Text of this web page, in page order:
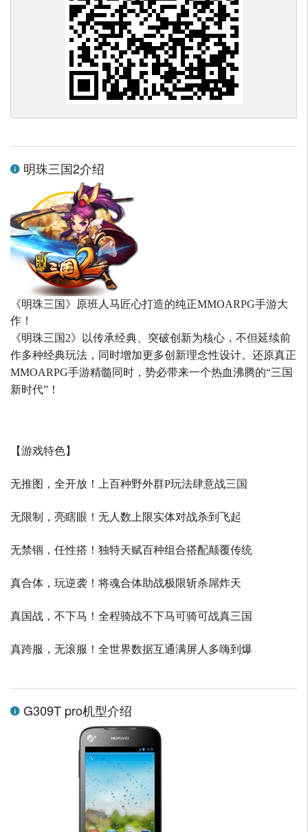
明珠三国2介绍
《明珠三国》原班人马匠心打造的纯正MMOARPG手游大
作！
《明珠三国2》以传承经典、突破创新为核心，不但延续前
作多种经典玩法，同时增加更多创新理念性设计。还原真正
MMOARPG手游精髓同时，势必带来一个热血沸腾的“三国
新时代”！
【游戏特色】
无推图，全开放！上百种野外群P玩法肆意战三国
无限制，亮瞎眼！无人数上限实体对战杀到飞起
无禁锢，任性搭！独特天赋百种组合搭配颠覆传统
真合体，玩逆袭！将魂合体助战极限斩杀屌炸天
真国战，不下马！全程骑战不下马可骑可战真三国
真跨服，无滚服！全世界数据互通满屏人多嗨到爆
G309T pro机型介绍